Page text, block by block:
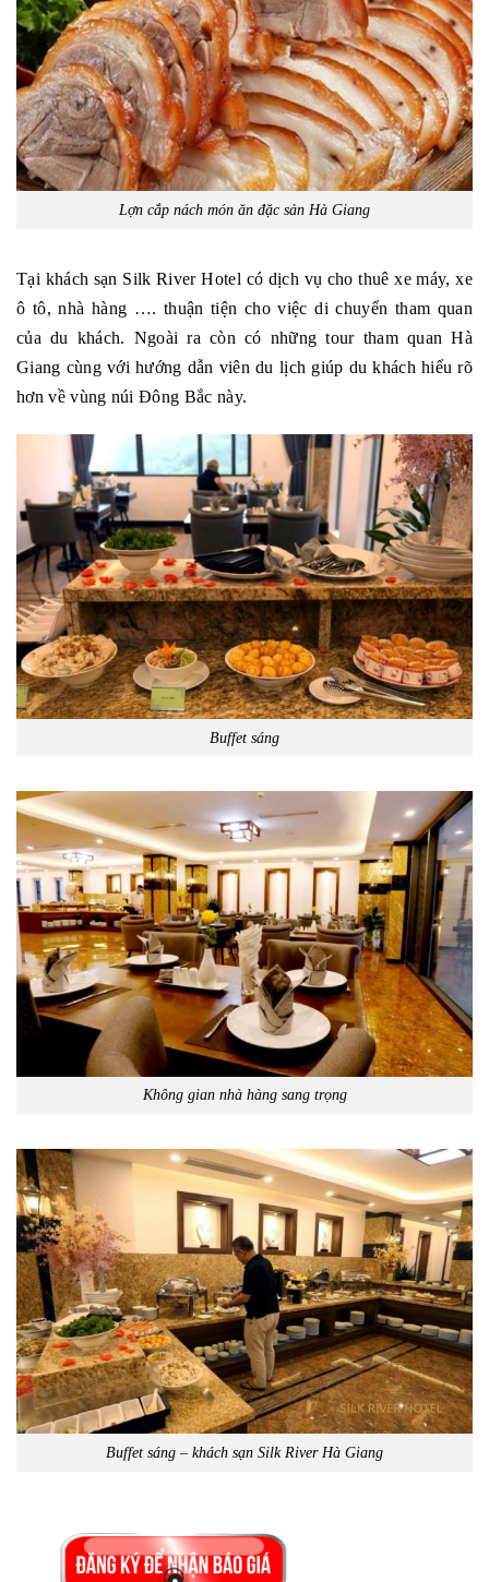
Lợn cắp nách món ăn đặc sản Hà Giang
Tại khách sạn Silk River Hotel có dịch vụ cho thuê xe máy, xe
ô tô, nhà hàng …. thuận tiện cho việc di chuyển tham quan
của du khách. Ngoài ra còn có những tour tham quan Hà
Giang cùng với hướng dẫn viên du lịch giúp du khách hiểu rõ
hơn về vùng núi Đông Bắc này.
Buffet sáng
Không gian nhà hàng sang trọng
Buffet sáng – khách sạn Silk River Hà Giang